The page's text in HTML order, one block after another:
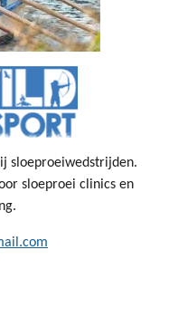
sloeproeiwedstrijden.
sloeproei clinics en